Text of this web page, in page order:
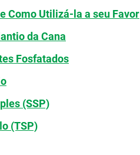
Como Utilizá-la a seu Favor
da Cana
Fosfatados
(SSP)
(TSP)